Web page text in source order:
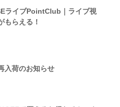
ライブPointClub｜ライブ視
もらえる！
入荷のお知らせ